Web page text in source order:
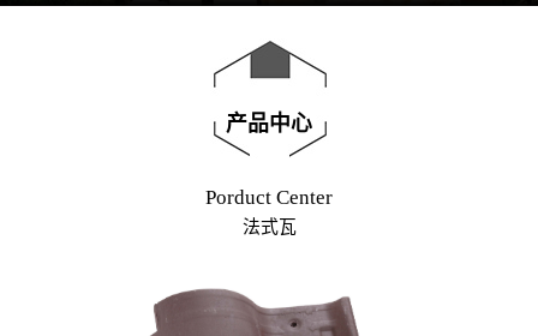
产品中心
Porduct Center
法式瓦